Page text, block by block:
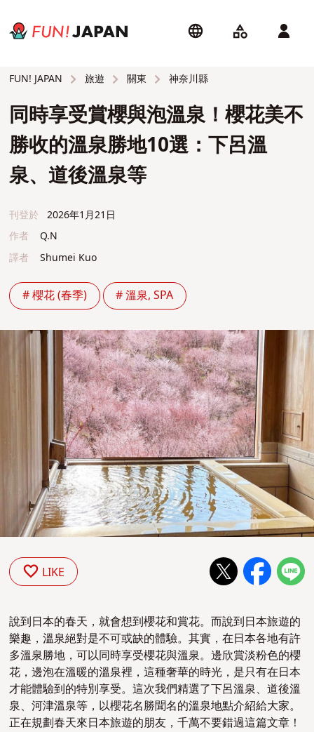
FUN! JAPAN 旅遊 關東 神奈川縣
同時享受賞櫻與泡溫泉！櫻花美不
勝收的溫泉勝地10選：下呂溫
泉、道後溫泉等
刊登於
2026年1月21日
作者
Q.N
譯者
Shumei Kuo
# 櫻花 (春季) # 溫泉, SPA
LIKE
說到日本的春天，就會想到櫻花和賞花。而說到日本旅遊的
樂趣，溫泉絕對是不可或缺的體驗。其實，在日本各地有許
多溫泉勝地，可以同時享受櫻花與溫泉。邊欣賞淡粉色的櫻
花，邊泡在溫暖的溫泉裡，這種奢華的時光，是只有在日本
才能體驗到的特別享受。這次我們精選了下呂溫泉、道後溫
泉、河津溫泉等，以櫻花名勝聞名的溫泉地點介紹給大家。
正在規劃春天來日本旅遊的朋友，千萬不要錯過這篇文章！